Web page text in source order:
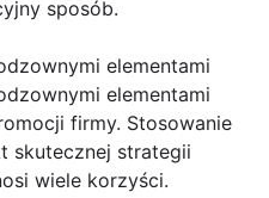
sposób.
elementami
elementami
firmy. Stosowanie
skutecznej strategii
wiele korzyści.